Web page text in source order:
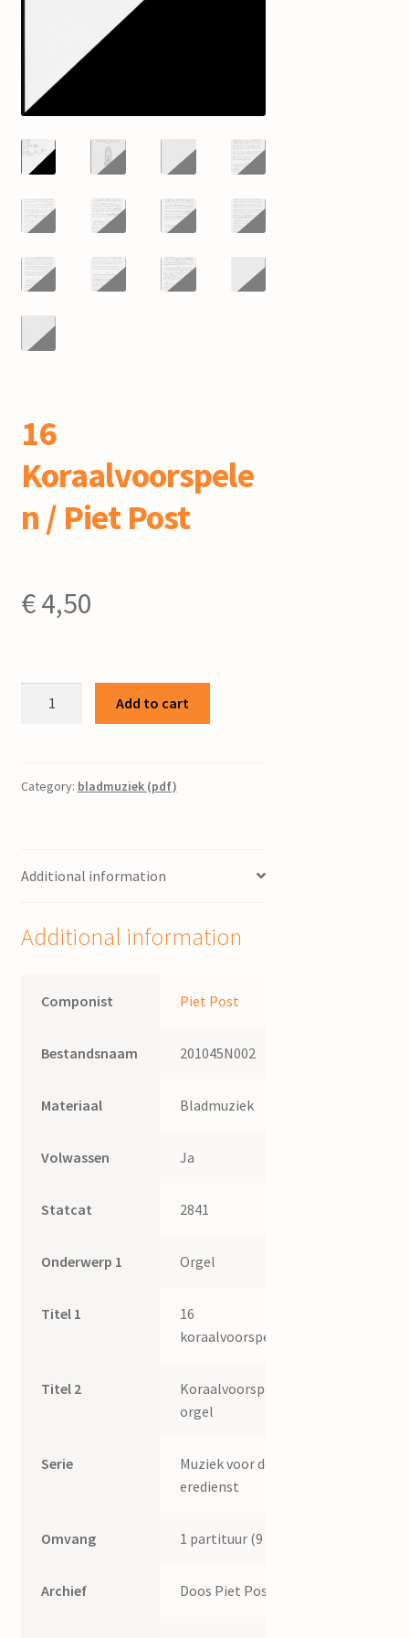
16
Koraalvoorspele
n / Piet Post
€4,50
Post
Add to cart
Category: bladmuziek (pdf)
Additional information
Additional information
Componist Piet Post
Bestandsnaam 201045N002
Materiaal Bladmuziek
Volwassen Ja
Statcat 2841
Onderwerp 1 Orgel
Titel 1
16
koraalvoorspelen
Titel 2
Koraalvoorspelen,
orgel
Serie
Muziek voor de
eredienst
Omvang 1 partituur (9 p.)
Archief Doos Piet Post III.